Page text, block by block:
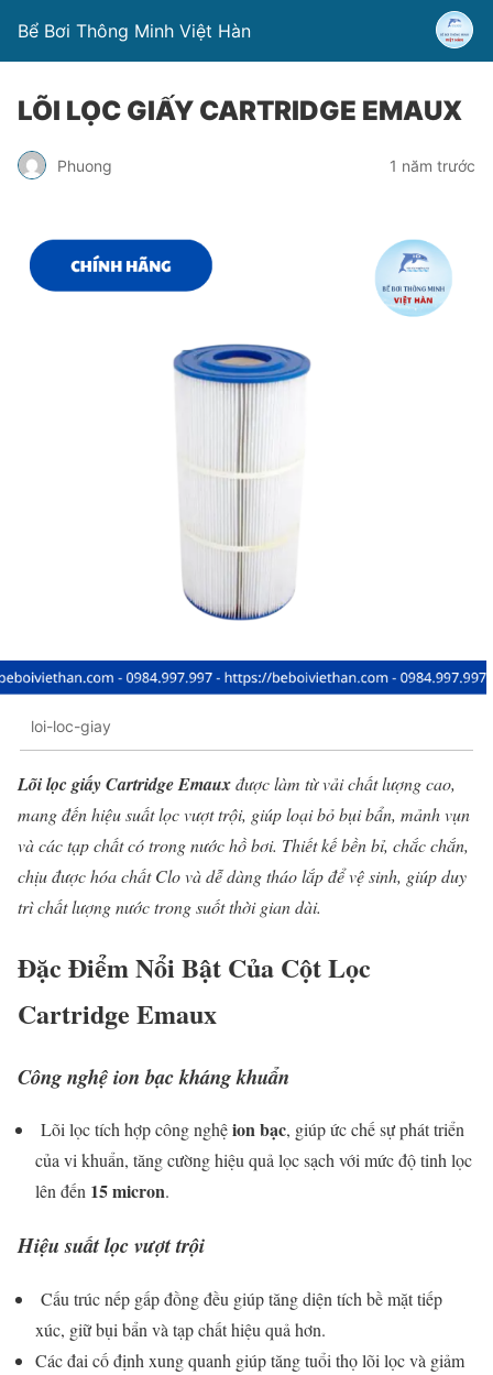
Bể Bơi Thông Minh Việt Hàn
LÕI LỌC GIẤY CARTRIDGE EMAUX
Phuong 1 năm trước
loi-loc-giay
Lõi lọc giấy Cartridge Emauxđược làm từ vải chất lượng cao,
mang đến hiệu suất lọc vượt trội, giúp loại bỏ bụi bẩn, mảnh vụn
và các tạp chất có trong nước hồ bơi. Thiết kế bền bỉ, chắc chắn,
chịu được hóa chất Clo và dễ dàng tháo lắp để vệ sinh, giúp duy
trì chất lượng nước trong suốt thời gian dài.
Đặc Điểm Nổi Bật Của Cột Lọc
Cartridge Emaux
Công nghệ ion bạc kháng khuẩn
Lõi lọc tích hợp công nghệion bạc, giúp ức chế sự phát triển
của vi khuẩn, tăng cường hiệu quả lọc sạch với mức độ tinh lọc
lên đến 15 micron.
Hiệu suất lọc vượt trội
Cấu trúc nếp gấp đồng đều giúp tăng diện tích bề mặt tiếp
xúc, giữ bụi bẩn và tạp chất hiệu quả hơn.
Các đai cố định xung quanh giúp tăng tuổi thọ lõi lọc và giảm